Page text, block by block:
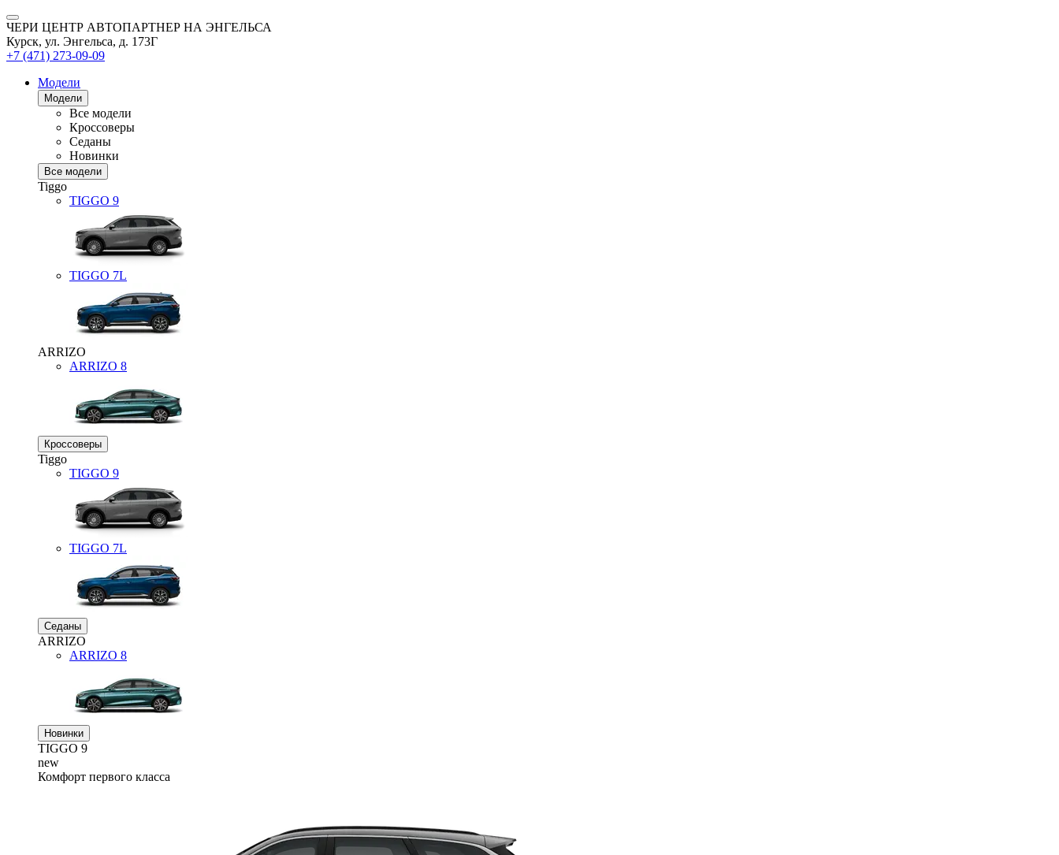
ЧЕРИ ЦЕНТР АВТОПАРТНЕР НА ЭНГЕЛЬСА
Курск, ул. Энгельса, д. 173Г
+7 (471) 273-09-09
Модели
Модели
Все модели
Кроссоверы
Седаны
Новинки
Все модели
Tiggo
TIGGO 9
TIGGO 7L
ARRIZO
ARRIZO 8
Кроссоверы
Tiggo
TIGGO 9
TIGGO 7L
Седаны
ARRIZO
ARRIZO 8
Новинки
TIGGO 9
new
Комфорт первого класса